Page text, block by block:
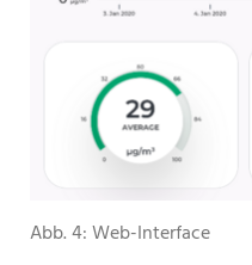
Abb. 4: Web-Interface